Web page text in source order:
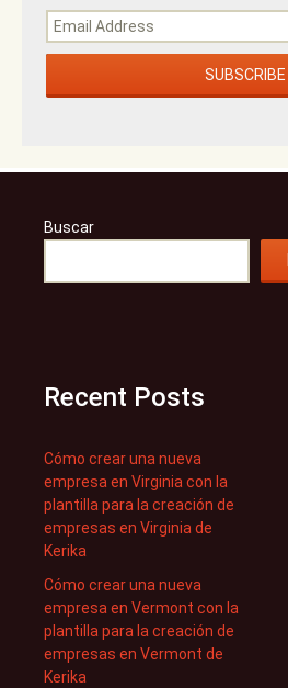
Buscar
Recent Posts
Cómo crear una nueva
empresa en Virginia con la
plantilla para la creación de
empresas en Virginia de
Kerika
Cómo crear una nueva
empresa en Vermont con la
plantilla para la creación de
empresas en Vermont de
Kerika